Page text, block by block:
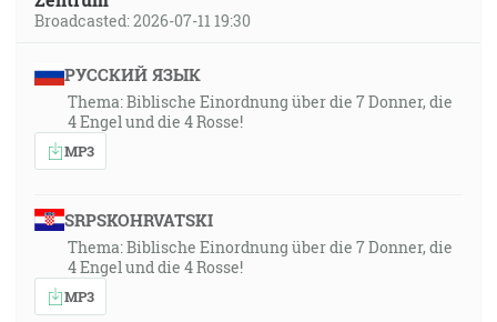
Broadcasted: 2026-07-11 19:30
РУССКИЙ ЯЗЫК
Thema: Biblische Einordnung über die 7 Donner, die
4 Engel und die 4 Rosse!
MP3
SRPSKOHRVATSKI
Thema: Biblische Einordnung über die 7 Donner, die
4 Engel und die 4 Rosse!
MP3